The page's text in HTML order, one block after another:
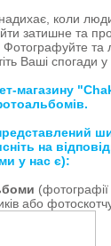
коли
затишне та
та
Ваші спогади
магазину
на
у нас є):
(фотографії
або